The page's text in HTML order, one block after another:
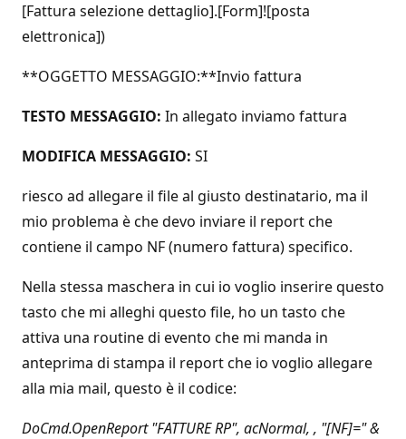
[Fattura selezione dettaglio].[Form]![posta
elettronica])
**OGGETTO MESSAGGIO:**Invio fattura
TESTO MESSAGGIO: In allegato inviamo fattura
MODIFICA MESSAGGIO: SI
riesco ad allegare il file al giusto destinatario, ma il
mio problema è che devo inviare il report che
contiene il campo NF (numero fattura) specifico.
Nella stessa maschera in cui io voglio inserire questo
tasto che mi alleghi questo file, ho un tasto che
attiva una routine di evento che mi manda in
anteprima di stampa il report che io voglio allegare
alla mia mail, questo è il codice:
DoCmd.OpenReport "FATTURE RP", acNormal, , "[NF]=" &